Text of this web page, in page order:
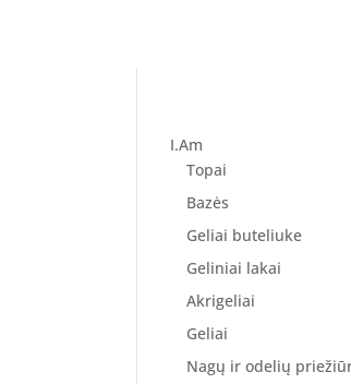
I.Am
Topai
Bazės
Geliai buteliuke
Geliniai lakai
Akrigeliai
Geliai
Nagų ir odelių